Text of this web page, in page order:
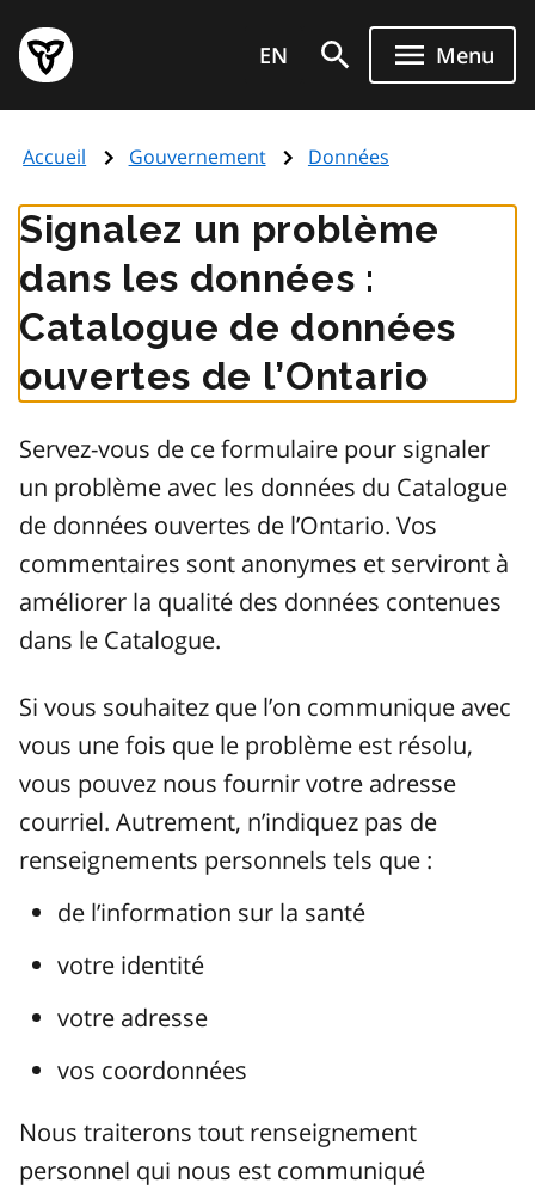
au
contenu
principal
Page
d'accueil
de
EN Menu
Accueil Gouvernement Données
Signalez un problème
dans les données :
Catalogue de données
ouvertes de l’Ontario
Servez-vous de ce formulaire pour signaler
un problème avec les données du Catalogue
de données ouvertes de l’Ontario. Vos
commentaires sont anonymes et serviront à
améliorer la qualité des données contenues
dans le Catalogue.
Si vous souhaitez que l’on communique avec
vous une fois que le problème est résolu,
vous pouvez nous fournir votre adresse
courriel. Autrement, n’indiquez pas de
renseignements personnels tels que :
de l’information sur la santé
votre identité
votre adresse
vos coordonnées
Nous traiterons tout renseignement
personnel qui nous est communiqué